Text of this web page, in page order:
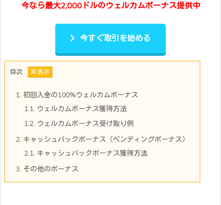
今なら最大2,000ドルのウェルカムボーナス提供中
今すぐ取引を始める
目次
1. 初回入金の100%ウェルカムボーナス
1.1. ウェルカムボーナス獲得方法
1.2. ウェルカムボーナス受け取り例
2. キャッシュバックボーナス（ペンディングボーナス）
2.1. キャッシュバックボーナス獲得方法
3. その他のボーナス